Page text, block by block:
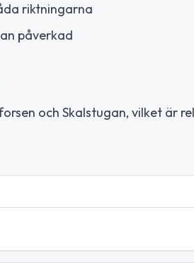
riktningarna
påverkad
och Skalstugan, vilket är